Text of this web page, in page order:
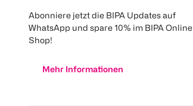
Abonniere jetzt die BIPA Updates auf
WhatsApp und spare 10% im BIPA Online
Shop!
Mehr Informationen